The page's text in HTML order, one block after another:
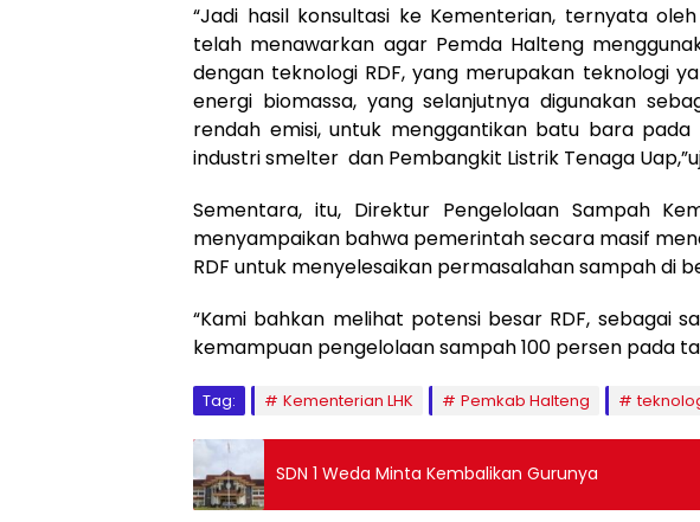
“Jadi hasil konsultasi ke Kementerian, ternyata
telah menawarkan agar Pemda Halteng
dengan teknologi RDF, yang merupakan teknologi
energi biomassa, yang selanjutnya digunakan
rendah emisi, untuk menggantikan batu bara
industri smelter dan Pembangkit Listrik Tenaga
Sementara, itu, Direktur Pengelolaan Sampah
menyampaikan bahwa pemerintah secara masif
RDF untuk menyelesaikan permasalahan sampah di
“Kami bahkan melihat potensi besar RDF, sebagai
kemampuan pengelolaan sampah 100 persen pada
Tag: Kementerian LHK Pemkab Halteng
SDN 1 Weda Minta Kembalikan Gurunya